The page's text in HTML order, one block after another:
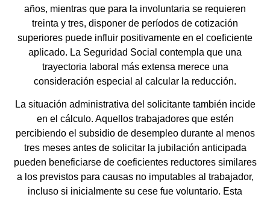
años, mientras que para la involuntaria se requieren
treinta y tres, disponer de períodos de cotización
superiores puede influir positivamente en el coeficiente
aplicado. La Seguridad Social contempla que una
trayectoria laboral más extensa merece una
consideración especial al calcular la reducción.
La situación administrativa del solicitante también incide
en el cálculo. Aquellos trabajadores que estén
percibiendo el subsidio de desempleo durante al menos
tres meses antes de solicitar la jubilación anticipada
pueden beneficiarse de coeficientes reductores similares
a los previstos para causas no imputables al trabajador,
incluso si inicialmente su cese fue voluntario. Esta